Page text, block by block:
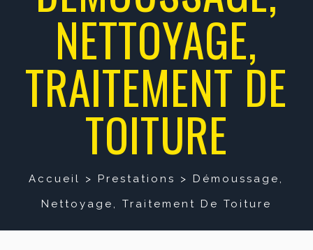
NETTOYAGE,
TRAITEMENT DE
TOITURE
Accueil >Prestations >Démoussage,
Nettoyage, Traitement De Toiture